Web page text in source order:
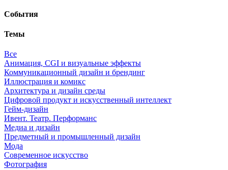
События
Темы
Все
Анимация, CGI и визуальные эффекты
Коммуникационный дизайн и брендинг
Иллюстрация и комикс
Архитектура и дизайн среды
Цифровой продукт и искусственный интеллект
Гейм-дизайн
Ивент. Театр. Перформанс
Медиа и дизайн
Предметный и промышленный дизайн
Мода
Современное искусство
Фотография